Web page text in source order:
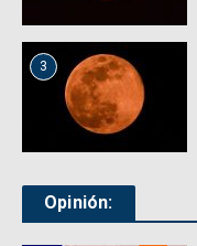
3
Opinión: